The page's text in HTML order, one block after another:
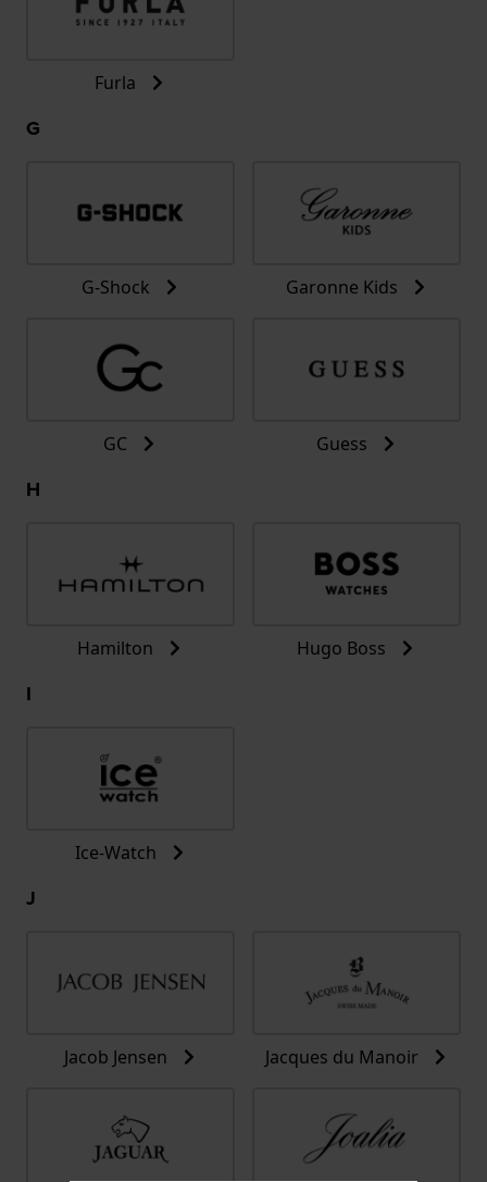
Furla
G
G-Shock Garonne Kids
GC Guess
H
Hamilton Hugo Boss
I
Ice-Watch
J
Jacob Jensen Jacques du Manoir